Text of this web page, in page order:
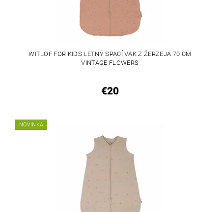
WITLOF FOR KIDS LETNÝ SPACÍ VAK Z ŽERZEJA 70 CM
VINTAGE FLOWERS
€20
NOVINKA